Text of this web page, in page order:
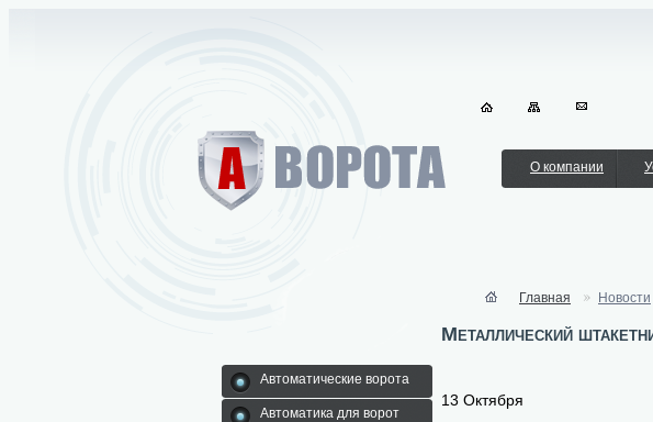
О компании
Автоматические ворота
Автоматика для ворот
Главная Новости
Металлический
13 Октября